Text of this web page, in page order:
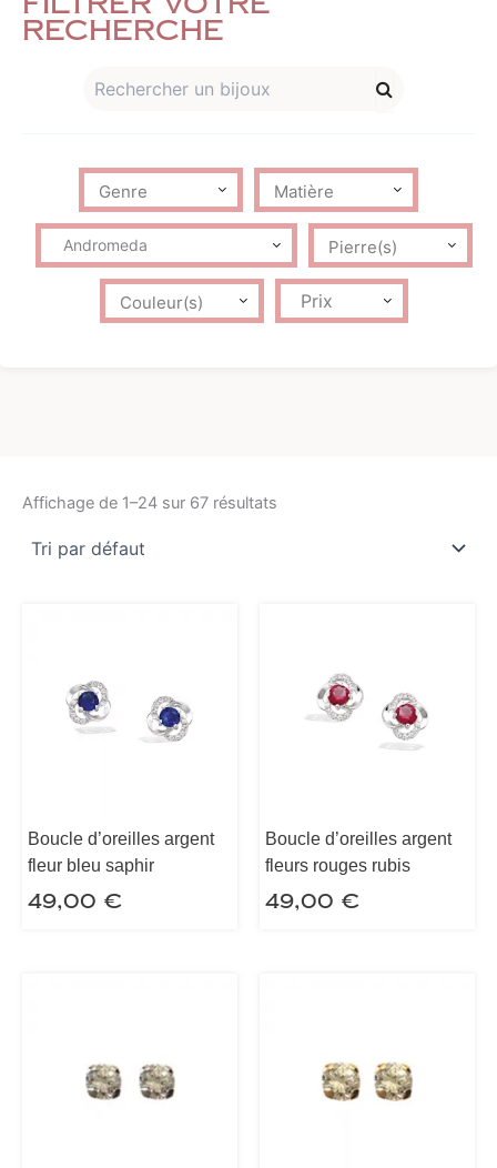
recherche
Andromeda
Prix
Affichage de 1–24 sur 67 résultats
Boucle d’oreilles argent
fleur bleu saphir
49,00 €
Boucle d’oreilles argent
fleurs rouges rubis
49,00 €